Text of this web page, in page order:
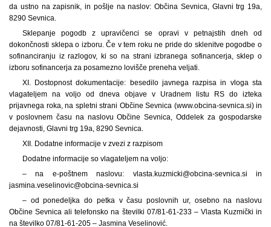
da ustno na zapisnik, in pošlje na naslov: Občina Sevnica, Glavni trg 19a,
8290 Sevnica.
Sklepanje pogodb z upravičenci se opravi v petnajstih dneh od
dokončnosti sklepa o izboru. Če v tem roku ne pride do sklenitve pogodbe o
sofinanciranju iz razlogov, ki so na strani izbranega sofinancerja, sklep o
izboru sofinancerja za posamezno lovišče preneha veljati.
XI. Dostopnost dokumentacije: besedilo javnega razpisa in vloga sta
vlagateljem na voljo od dneva objave v Uradnem listu RS do izteka
prijavnega roka, na spletni strani Občine Sevnica (www.obcina-sevnica.si) in
v poslovnem času na naslovu Občine Sevnica, Oddelek za gospodarske
dejavnosti, Glavni trg 19a, 8290 Sevnica.
XII. Dodatne informacije v zvezi z razpisom
Dodatne informacije so vlagateljem na voljo:
– na e-poštnem naslovu: vlasta.kuzmicki@obcina-sevnica.si in
jasmina.veselinovic@obcina-sevnica.si
– od ponedeljka do petka v času poslovnih ur, osebno na naslovu
Občine Sevnica ali telefonsko na številki 07/81-61-233 – Vlasta Kuzmički in
na številko 07/81-61-205 – Jasmina Veselinović.